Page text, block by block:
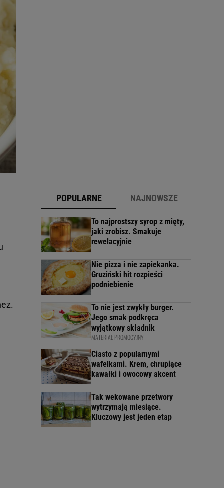
POPULARNE NAJNOWSZE
To najprostszy syrop z mięty,
jaki zrobisz. Smakuje
rewelacyjnie
Nie pizza i nie zapiekanka.
Gruziński hit rozpieści
podniebienie
To nie jest zwykły burger.
Jego smak podkręca
wyjątkowy składnik
MATERIAŁ PROMOCYJNY
Ciasto z popularnymi
wafelkami. Krem, chrupiące
kawałki i owocowy akcent
Tak wekowane przetwory
wytrzymają miesiące.
Kluczowy jest jeden etap